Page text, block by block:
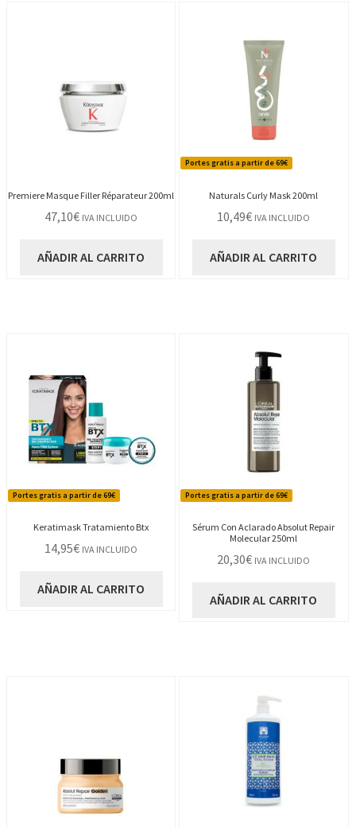
Premiere Masque Filler Réparateur 200ml
47,10€ IVA INCLUIDO
AÑADIR AL CARRITO
Portes gratis a partir de 69€
Naturals Curly Mask 200ml
10,49€ IVA INCLUIDO
AÑADIR AL CARRITO
Portes gratis a partir de 69€
Keratimask Tratamiento Btx
14,95€ IVA INCLUIDO
AÑADIR AL CARRITO
Portes gratis a partir de 69€
Sérum Con Aclarado Absolut Repair
Molecular 250ml
20,30€ IVA INCLUIDO
AÑADIR AL CARRITO